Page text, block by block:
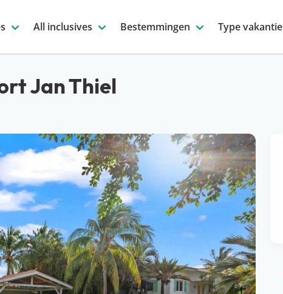
All inclusives Bestemmingen Type vakantie
Jan Thiel